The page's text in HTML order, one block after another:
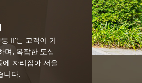
II'는 고객이 기
며, 복잡한 도심
에 자리잡아 서울
니다.